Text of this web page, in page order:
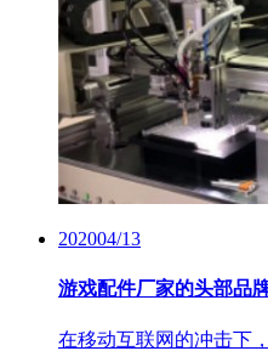
202004/13
游戏配件厂家的头部品
在移动互联网的冲击下